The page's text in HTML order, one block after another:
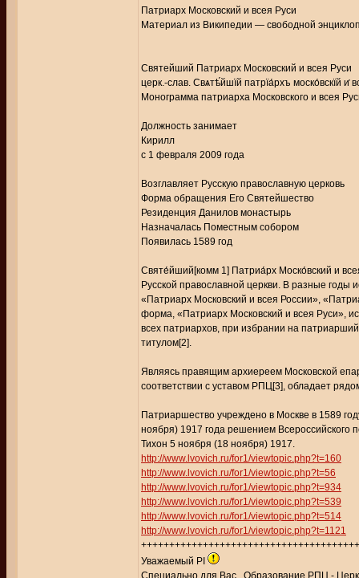
Патриарх Московский и всея Руси
Материал из Википедии — свободной
Святейший Патриарх Московский и всея Руси
церк.-слав. Свѧтѣ́йшїй патрїа́рхъ моско́вскїй и҆
Монограмма патриарха Московского и всея
Должность занимает
Кирилл
с 1 февраля 2009 года
Возглавляет Русскую православную церковь
Форма обращения Его Святейшество
Резиденция Данилов монастырь
Назначалась Поместным собором
Появилась 1589 год
Святе́йший[комм 1] Патриа́рх Моско́вский и
Русской православной церкви. В разные годы
«Патриарх Московский и всея России»,
форма, «Патриарх Московский и всея Руси»,
всех патриархов, при избрании на
титулом[2].
Являясь правящим архиереем Московской
соответствии с уставом РПЦ[3], обладает
Патриаршество учреждено в Москве в 1589
ноября) 1917 года решением Всероссийского
Тихон 5 ноября (18 ноября) 1917.
http://www.lvovich.ru/for1/viewtopic.php?t=160
http://www.lvovich.ru/for1/viewtopic.php?t=56
http://www.lvovich.ru/for1/viewtopic.php?t=934
http://www.lvovich.ru/for1/viewtopic.php?t=539
http://www.lvovich.ru/for1/viewtopic.php?t=514
http://www.lvovich.ru/for1/viewtopic.php?t=1121
Уважаемый PI
Специально для Вас , Образование РПЦ -